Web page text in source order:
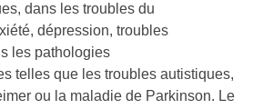
dans les troubles du
dépression, troubles
les pathologies
telles que les troubles autistiques,
ou la maladie de Parkinson. Le